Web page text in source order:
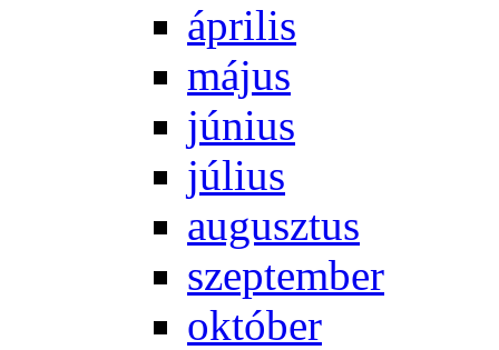
áp­ri­lis
má­jus
jú­ni­us
jú­li­us
au­gusz­tus
szep­tem­ber
ok­tó­ber